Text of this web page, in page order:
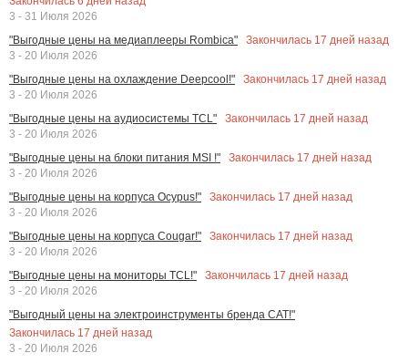
3 - 31 Июля 2026
"Выгодные цены на медиаплееры Rombica"
Закончилась 17 дней назад
3 - 20 Июля 2026
"Выгодные цены на охлаждение Deepcool!"
Закончилась 17 дней назад
3 - 20 Июля 2026
"Выгодные цены на аудиосистемы TCL"
Закончилась 17 дней назад
3 - 20 Июля 2026
"Выгодные цены на блоки питания MSI !"
Закончилась 17 дней назад
3 - 20 Июля 2026
"Выгодные цены на корпуса Ocypus!"
Закончилась 17 дней назад
3 - 20 Июля 2026
"Выгодные цены на корпуса Cougar!"
Закончилась 17 дней назад
3 - 20 Июля 2026
"Выгодные цены на мониторы TCL!"
Закончилась 17 дней назад
3 - 20 Июля 2026
"Выгодный цены на электроинструменты бренда CAT!"
Закончилась 17 дней назад
3 - 20 Июля 2026